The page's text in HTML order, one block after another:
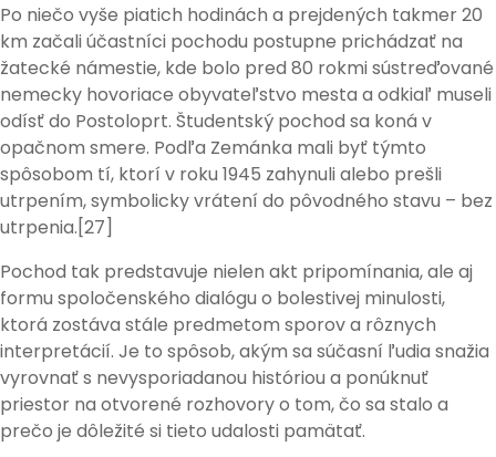
Po niečo vyše piatich hodinách a prejdených takmer 20
km začali účastníci pochodu postupne prichádzať na
žatecké námestie, kde bolo pred 80 rokmi sústreďované
nemecky hovoriace obyvateľstvo mesta a odkiaľ museli
odísť do Postoloprt. Študentský pochod sa koná v
opačnom smere. Podľa Zemánka mali byť týmto
spôsobom tí, ktorí v roku 1945 zahynuli alebo prešli
utrpením, symbolicky vrátení do pôvodného stavu – bez
utrpenia.[27]
Pochod tak predstavuje nielen akt pripomínania, ale aj
formu spoločenského dialógu o bolestivej minulosti,
ktorá zostáva stále predmetom sporov a rôznych
interpretácií. Je to spôsob, akým sa súčasní ľudia snažia
vyrovnať s nevysporiadanou históriou a ponúknuť
priestor na otvorené rozhovory o tom, čo sa stalo a
prečo je dôležité si tieto udalosti pamätať.